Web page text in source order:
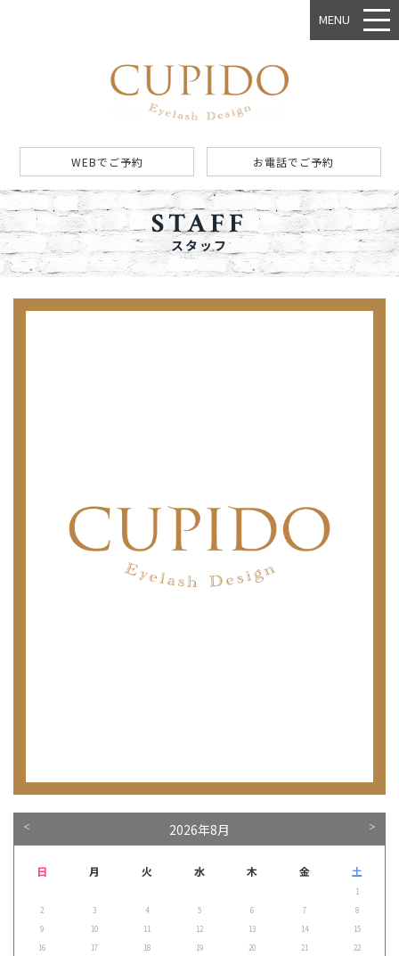
WEBでご予約 お電話でご予約
MENU
STAFF
スタッフ
＜ 2026年8月 ＞
日 月 火 水 木 金 土
1
2
3 4 5 6 7
8
9
10 11 12 13 14
15
16
17 18 19 20 21
22